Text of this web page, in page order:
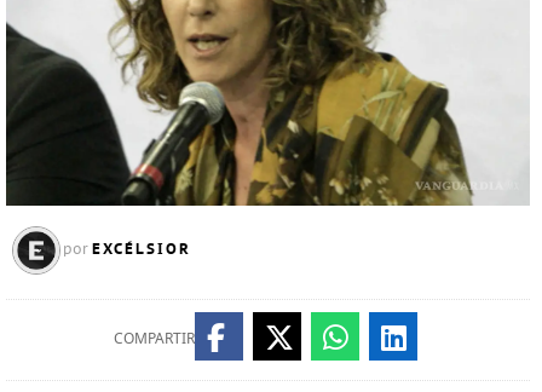
por EXCÉLSIOR
COMPARTIR